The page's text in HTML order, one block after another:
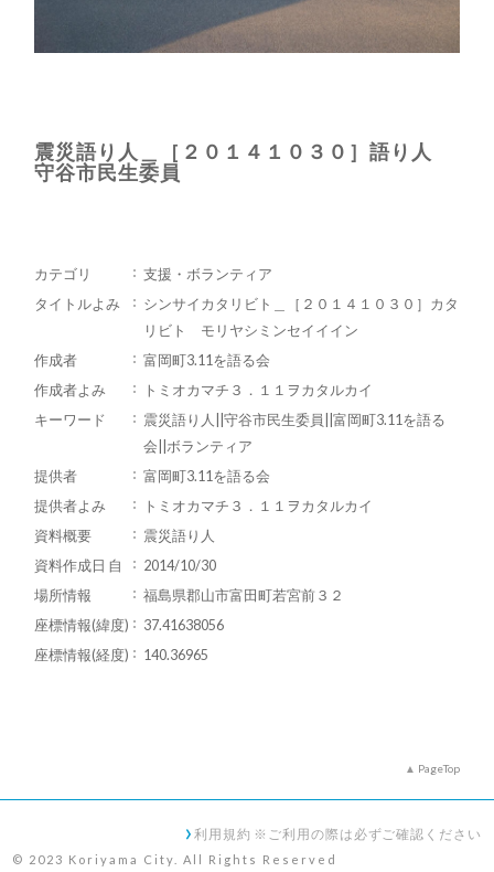
震災語り人＿［２０１４１０３０］語り人
守谷市民生委員
カテゴリ
支援・ボランティア
タイトルよみ
シンサイカタリビト＿［２０１４１０３０］カタ
リビト モリヤシミンセイイイン
作成者
富岡町3.11を語る会
作成者よみ
トミオカマチ３．１１ヲカタルカイ
キーワード
震災語り人||守谷市民生委員||富岡町3.11を語る
会||ボランティア
提供者
富岡町3.11を語る会
提供者よみ
トミオカマチ３．１１ヲカタルカイ
資料概要
震災語り人
資料作成日 自
2014/10/30
場所情報
福島県郡山市富田町若宮前３２
座標情報(緯度)
37.41638056
座標情報(経度)
140.36965
PageTop
利用規約 ※ご利用の際は必ずご確認ください
© 2023 Koriyama City. All Rights Reserved